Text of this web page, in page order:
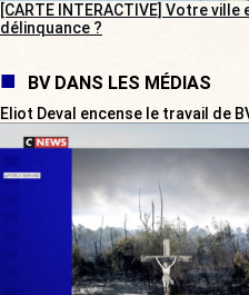
[CARTE INTERACTIVE] Votre
délinquance ?
BV DANS LES MÉDIAS
Eliot Deval encense le travail de